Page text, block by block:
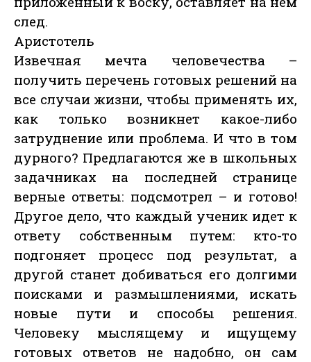
след.
Аристотель
Извечная мечта человечества –
получить перечень готовых решений на
все случаи жизни, чтобы применять их,
как только возникнет какое-либо
затруднение или проблема. И что в том
дурного? Предлагаются же в школьных
задачниках на последней странице
верные ответы: подсмотрел – и готово!
Другое дело, что каждый ученик идет к
ответу собственным путем: кто-то
подгоняет процесс под результат, а
другой станет добиваться его долгими
поисками и размышлениями, искать
новые пути и способы решения.
Человеку мыслящему и ищущему
готовых ответов не надобно, он сам